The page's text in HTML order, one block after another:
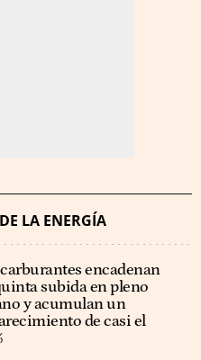
LA ENERGÍA
encadenan
subida en pleno
y acumulan un
de casi el